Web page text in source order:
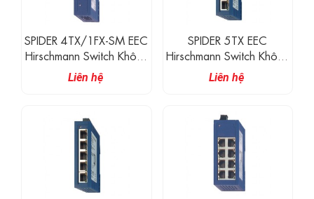
SPIDER 4TX/1FX-SM EEC
Hirschmann Switch Không
Quản Lí 4 Cổng 100M
RJ45, 1 Cổng Quang SM
Liên hệ
SPIDER 5TX EEC
Hirschmann Switch Không
Quản Lí 5 Cổng 100M
RJ45
Liên hệ